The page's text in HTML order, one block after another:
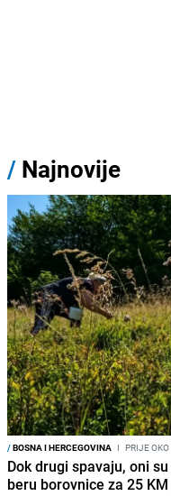
/ Najnovije
/BOSNA I HERCEGOVINA I PRIJE
Dok drugi spavaju, oni
beru borovnice za 25